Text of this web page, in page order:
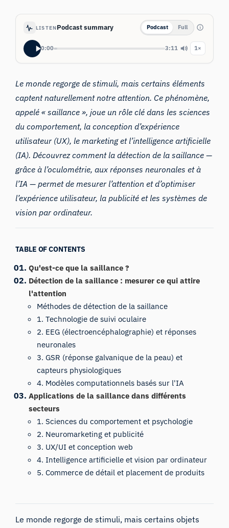
LISTENPodcast summary Podcast Full
0:00 3:11 1×
Le monde regorge de stimuli, mais certains éléments
captent naturellement notre attention. Ce phénomène,
appelé «saillance », joue un rôle clé dans les sciences
du comportement, la conception d’expérience
utilisateur (UX), le marketing et l’intelligence artificielle
(IA). Découvrez comment la détection de la saillance —
grâce à l’oculométrie, aux réponses neuronales et à
l’IA — permet de mesurer l’attention et d’optimiser
l’expérience utilisateur, la publicité et les systèmes de
vision par ordinateur.
TABLE OF CONTENTS
Qu'est-ce que la saillance ?
Détection de la saillance : mesurer ce qui attire
l'attention
Méthodes de détection de la saillance
1. Technologie de suivi oculaire
2. EEG (électroencéphalographie) et réponses
neuronales
3. GSR (réponse galvanique de la peau) et
capteurs physiologiques
4. Modèles computationnels basés sur l'IA
Applications de la saillance dans différents
secteurs
1. Sciences du comportement et psychologie
2. Neuromarketing et publicité
3. UX/UI et conception web
4. Intelligence artificielle et vision par ordinateur
5. Commerce de détail et placement de produits
Le monde regorge de stimuli, mais certains objets